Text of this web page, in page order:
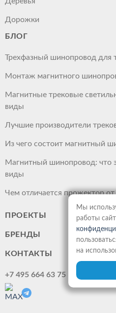
Дорожки
БЛОГ
Трехфазный шинопровод для
Монтаж магнитного
Магнитные трековые
виды
Лучшие производители
Из чего состоит магнитный
Магнитный шинопровод: что
виды
Чем отличается прожектор от
ПРОЕКТЫ
БРЕНДЫ
КОНТАКТЫ
+7 495 664 63 75
Мы
работы
на